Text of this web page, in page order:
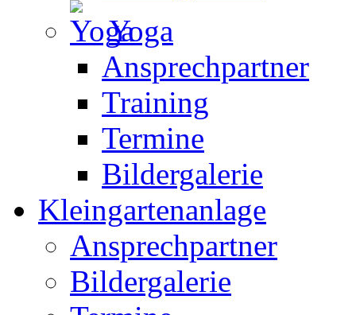
Yoga
Ansprechpartner
Training
Termine
Bildergalerie
Kleingartenanlage
Ansprechpartner
Bildergalerie